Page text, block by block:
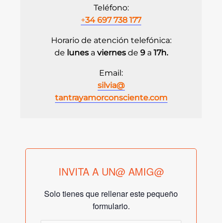
Teléfono:
+34 697 738 177
Horario de atención telefónica:
de lunes a viernes de 9a 17h.
Email:
silvia@
tantrayamorconsciente.com
INVITA A UN@ AMIG@
Solo tienes que rellenar este pequeño
formulario.